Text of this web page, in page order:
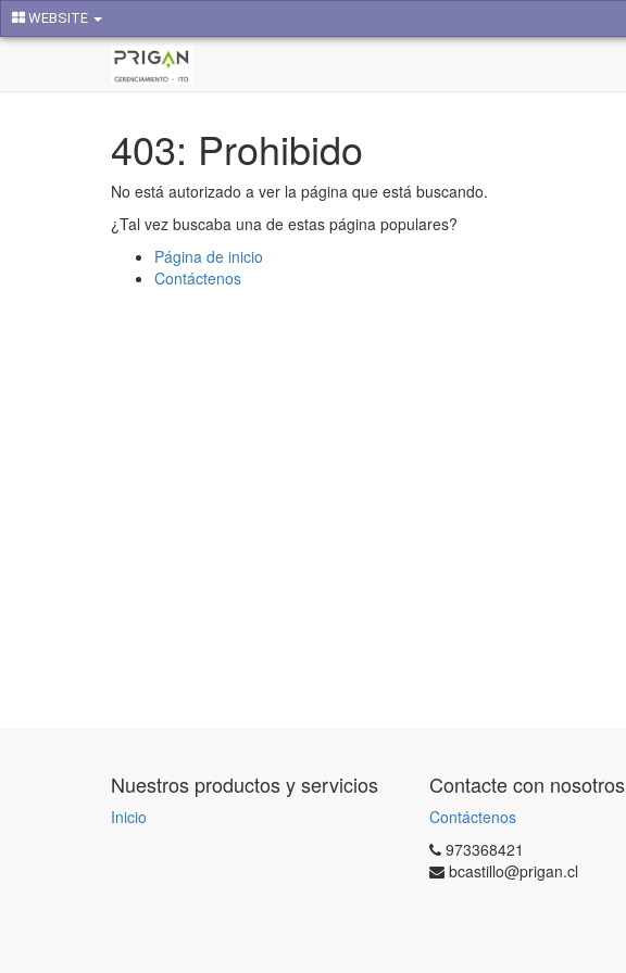
WEBSITE
403: Prohibido
No está autorizado a ver la página que está buscando.
¿Tal vez buscaba una de estas página populares?
Página de inicio
Contáctenos
Nuestros productos y servicios
Inicio
Contacte con nosotros
Contáctenos
973368421
bcastillo@prigan.cl